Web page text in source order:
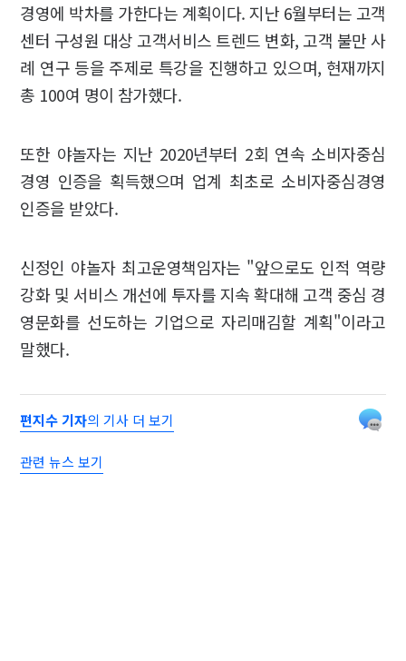
경영에 박차를 가한다는 계획이다. 지난 6월부터는 고객
센터 구성원 대상 고객서비스 트렌드 변화, 고객 불만 사
례 연구 등을 주제로 특강을 진행하고 있으며, 현재까지
총 100여 명이 참가했다.
또한 야놀자는 지난 2020년부터 2회 연속 소비자중심
경영 인증을 획득했으며 업계 최초로 소비자중심경영
인증을 받았다.
신정인 야놀자 최고운영책임자는 "앞으로도 인적 역량
강화 및 서비스 개선에 투자를 지속 확대해 고객 중심 경
영문화를 선도하는 기업으로 자리매김할 계획"이라고
말했다.
편지수 기자의 기사 더 보기
관련 뉴스 보기